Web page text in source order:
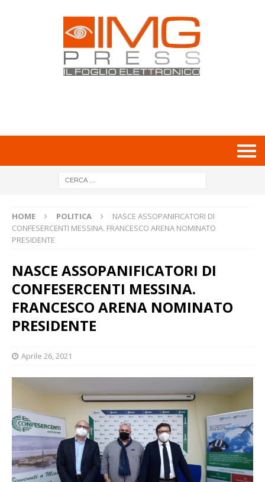
HOME POLITICA
NASCE ASSOPANIFICATORI DI
CONFESERCENTI MESSINA. FRANCESCO ARENA NOMINATO
PRESIDENTE
NASCE ASSOPANIFICATORI DI
CONFESERCENTI MESSINA.
FRANCESCO ARENA NOMINATO
PRESIDENTE
Aprile 26, 2021